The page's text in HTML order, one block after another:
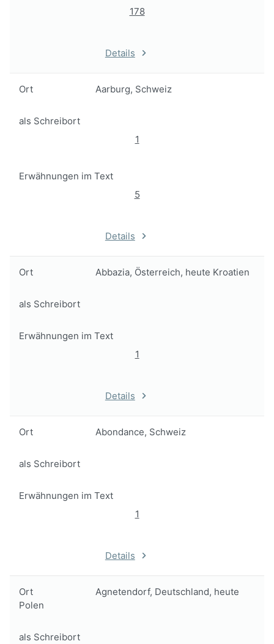
178
Details
Ort Aarburg, Schweiz
als Schreibort
1
Erwähnungen im Text
5
Details
Ort Abbazia, Österreich, heute Kroatien
als Schreibort
Erwähnungen im Text
1
Details
Ort Abondance, Schweiz
als Schreibort
Erwähnungen im Text
1
Details
Ort
Agnetendorf, Deutschland, heute
Polen
als Schreibort